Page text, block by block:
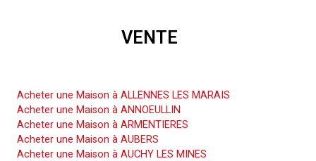
VENTE
Acheter une Maison à ALLENNES LES MARAIS
Acheter une Maison à ANNOEULLIN
Acheter une Maison à ARMENTIERES
Acheter une Maison à AUBERS
Acheter une Maison à AUCHY LES MINES